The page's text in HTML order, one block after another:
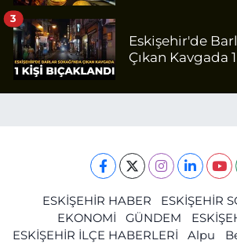
Eskişehir'de
Çıkan Kavgada
3
ESKİŞEHİR HABER
ESKİŞEHİR
EKONOMİ
GÜNDEM
ESKİŞEHİR İLÇE HABERLERİ
Alpu